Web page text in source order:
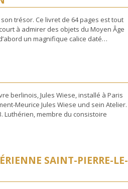
trésor. Ce livret de 64 pages est tout
à admirer des objets du Moyen Âge
un magnifique calice daté…
berlinois, Jules Wiese, installé à Paris
Meurice Jules Wiese und sein Atelier.
Luthérien, membre du consistoire
SAINT-PIERRE-LE-